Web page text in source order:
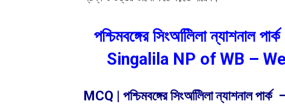
পশ্চিমবঙ্গের সিংঅলিিলা ন্যাশনাল
Singalila NP of WB –
MCQ | পশ্চিমবঙ্গের সিংঅলিিলা ন্যাশনাল